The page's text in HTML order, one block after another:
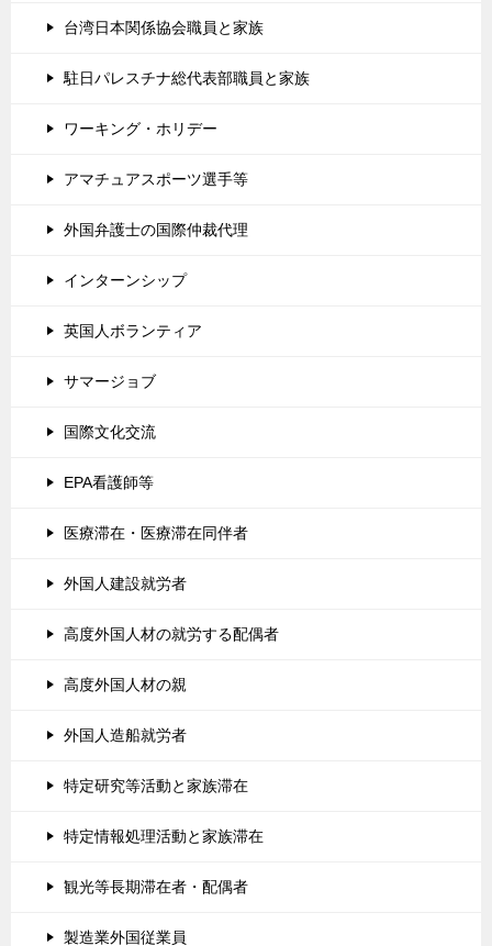
台湾日本関係協会職員と家族
駐日パレスチナ総代表部職員と家族
ワーキング・ホリデー
アマチュアスポーツ選手等
外国弁護士の国際仲裁代理
インターンシップ
英国人ボランティア
サマージョブ
国際文化交流
EPA看護師等
医療滞在・医療滞在同伴者
外国人建設就労者
高度外国人材の就労する配偶者
高度外国人材の親
外国人造船就労者
特定研究等活動と家族滞在
特定情報処理活動と家族滞在
観光等長期滞在者・配偶者
製造業外国従業員